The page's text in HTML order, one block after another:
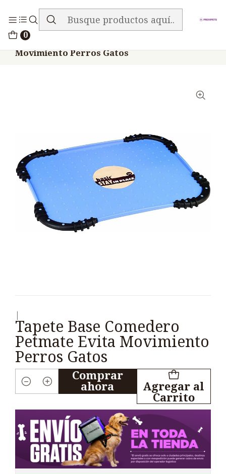
0
ENVIO GRATIS EN TODA LA TIENDA
Movimiento Perros Gatos
Tapete Base Comedero
Petmate Evita Movimiento
Perros Gatos
Cantidad
Agregar al
Carrito
Comprar
ahora